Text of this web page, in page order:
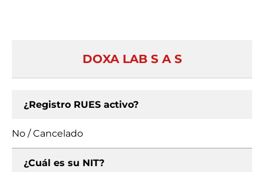
DOXA LAB S A S
¿Registro RUES activo?
No / Cancelado
¿Cuál es su NIT?